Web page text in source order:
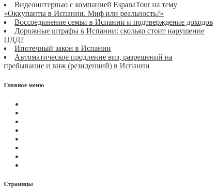
Видеоинтервью с компанией EspanaTour на тему
«Оккупанты в Испании. Миф или реальность?»
Воссоединение семьи в Испании и подтверждение доходов
Дорожные штрафы в Испании: сколько стоит нарушение
ПДД?
Ипотечный закон в Испании
Автоматическое продление виз, разрешений на
пребывание и внж (резиденций) в Испании
Главное меню
Страницы